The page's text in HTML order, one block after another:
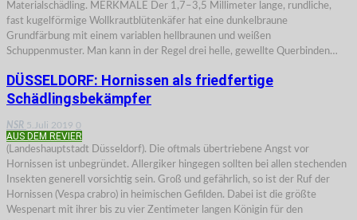
Materialschädling. MERKMALE Der 1,7–3,5 Millimeter lange, rundliche,
fast kugelförmige Wollkrautblütenkäfer hat eine dunkelbraune
Grundfärbung mit einem variablen hellbraunen und weißen
Schuppenmuster. Man kann in der Regel drei helle, gewellte Querbinden…
DÜSSELDORF: Hornissen als friedfertige
Schädlingsbekämpfer
NSR 5.Juli 2019 0
AUS DEM REVIER
(Landeshauptstadt Düsseldorf). Die oftmals übertriebene Angst vor
Hornissen ist unbegründet. Allergiker hingegen sollten bei allen stechenden
Insekten generell vorsichtig sein. Groß und gefährlich, so ist der Ruf der
Hornissen (Vespa crabro) in heimischen Gefilden. Dabei ist die größte
Wespenart mit ihrer bis zu vier Zentimeter langen Königin für den